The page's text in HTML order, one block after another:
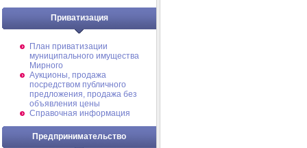
Приватизация
План приватизации
муниципального имущества
Мирного
Аукционы, продажа
посредством публичного
предложения, продажа без
объявления цены
Справочная информация
Предпринимательство